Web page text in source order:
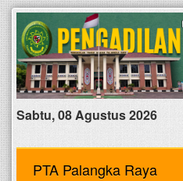
Sabtu, 08 Agustus 2026
PTA Palangka Raya